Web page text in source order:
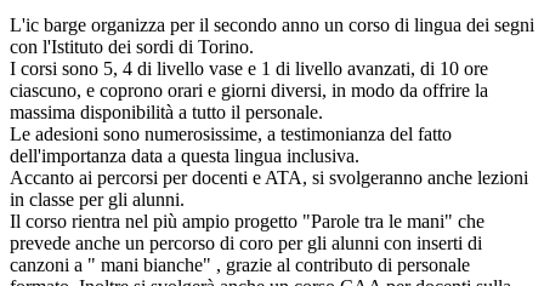
L'ic barge organizza per il secondo anno un corso di lingua dei segni
con l'Istituto dei sordi di Torino.
I corsi sono 5, 4 di livello vase e 1 di livello avanzati, di 10 ore
ciascuno, e coprono orari e giorni diversi, in modo da offrire la
massima disponibilità a tutto il personale.
Le adesioni sono numerosissime, a testimonianza del fatto
dell'importanza data a questa lingua inclusiva.
Accanto ai percorsi per docenti e ATA, si svolgeranno anche lezioni
in classe per gli alunni.
Il corso rientra nel più ampio progetto "Parole tra le mani" che
prevede anche un percorso di coro per gli alunni con inserti di
canzoni a " mani bianche" , grazie al contributo di personale